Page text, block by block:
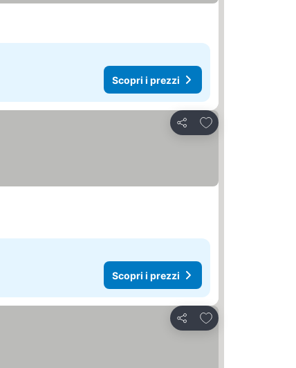
Scopri i prezzi
Condividi
Aggiungi ai preferiti
Scopri i prezzi
Condividi
Aggiungi ai preferiti